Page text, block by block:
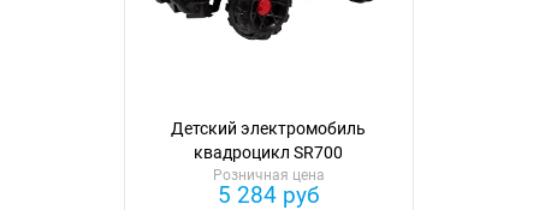
Детский электромобиль
квадроцикл SR700
Розничная цена
5 284 руб